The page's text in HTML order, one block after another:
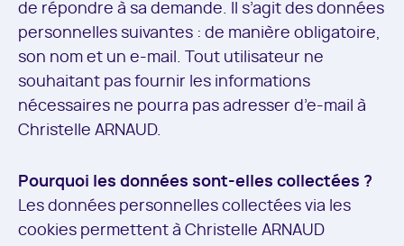
de répondre à sa demande. Il s’agit des données
personnelles suivantes : de manière obligatoire,
son nom et un e-mail. Tout utilisateur ne
souhaitant pas fournir les informations
nécessaires ne pourra pas adresser d’e-mail à
Christelle ARNAUD.
Pourquoi les données sont-elles collectées ?
Les données personnelles collectées via les
cookies permettent à Christelle ARNAUD